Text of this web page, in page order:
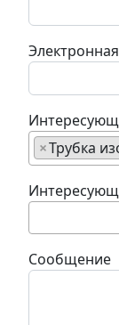
×Трубка
Сообщение